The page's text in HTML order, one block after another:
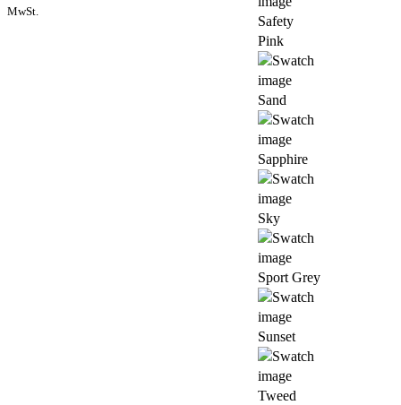
MwSt.
Safety
Pink
Sand
Sapphire
Sky
Sport Grey
Sunset
Tweed